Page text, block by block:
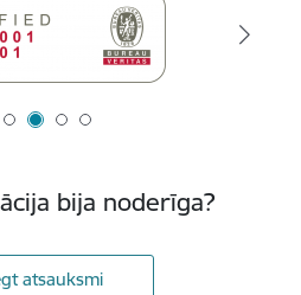
bija noderīga?
atsauksmi